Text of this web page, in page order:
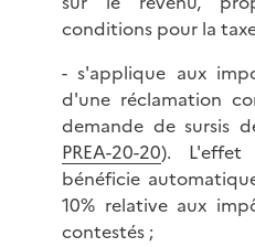
conditions pour la
- s'applique aux
d'une réclamation
demande de sursis
PREA-20-20). L'effet
bénéficie
10% relative aux
contestés ;